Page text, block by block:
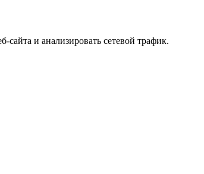
и анализировать сетевой трафик.